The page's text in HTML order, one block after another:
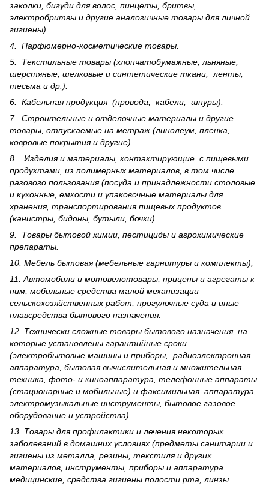
заколки, бигуди для волос, пинцеты, бритвы,
электробритвы и другие аналогичные товары для личной
гигиены).
4. Парфюмерно-косметические товары.
5. Текстильные товары (хлопчатобумажные, льняные,
шерс­тя­ные, шелковые и синтетические ткани, ленты,
тесьма и др.).
6. Кабельная продукция (провода, кабели, шнуры).
7. Строительные и отделочные материалы и другие
товары, отпускаемые на метраж (линолеум, пленка,
ковровые покрытия и другие).
8. Изделия и материалы, контактирующие с пищевыми
продуктами, из полимерных материалов, в том числе
разового пользования (посуда и принадлежности столовые
и кухонные, емкости и упаковочные материалы для
хранения, транспортирования пищевых продуктов
(канистры, бидоны, бутыли, бочки).
9. Товары бытовой химии, пестициды и агрохи­мические
препараты.
10. Мебель бытовая (мебельные гарнитуры и комплекты);
11. Автомобили и мотовелотовары, прицепы и агрегаты к
ним, мобильные средства малой механизации
сельскохозяйственных работ, прогулочные суда и иные
плавсредства бытового назначения.
12. Технически сложные товары бытового назна­чения, на
которые установлены гарантийные сроки
(электробытовые машины и приборы, радиоэлектронная
аппаратура, бытовая вычислительная и множительная
техника, фото- и киноаппаратура, телефонные аппараты
(стационарные и мобильные) и факсимильная аппаратура,
электрому­зыкальные инструменты, бытовое газовое
оборудование и устройства).
13. Товары для профилактики и лечения некоторых
заболеваний в домашних условиях (предметы санитарии и
гигиены из металла, резины, текстиля и других
материалов, инструменты, приборы и аппаратура
медицинские, средства гигиены полости рта, линзы